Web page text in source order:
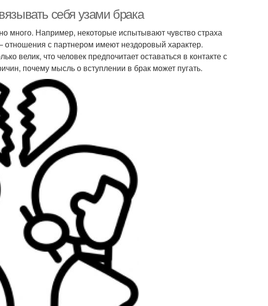
себя узами брака
много. Например, некоторые испытывают чувство страха
отношения с партнером имеют нездоровый характер.
велик, что человек предпочитает оставаться в контакте с
почему мысль о вступлении в брак может пугать.